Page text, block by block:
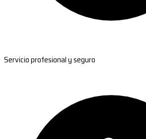
Servicio profesional y seguro